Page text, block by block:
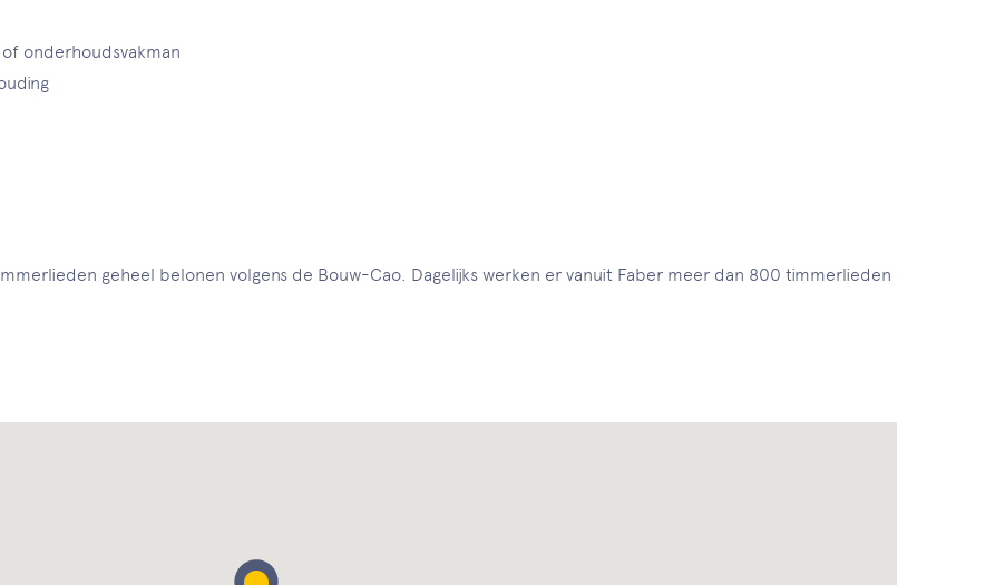
onderhoudsvakman
geheel belonen volgens de Bouw-Cao. Dagelijks werken er vanuit Faber meer dan 800 timmerlieden